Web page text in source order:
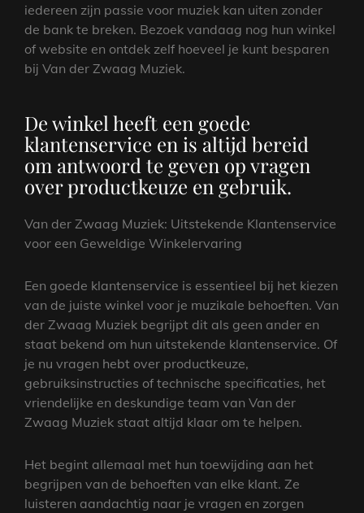
iedereen zijn passie voor muziek kan uiten zonder
de bank te breken. Bezoek vandaag nog hun winkel
of website en ontdek zelf hoeveel je kunt besparen
bij Van der Zwaag Muziek.
De winkel heeft een goede
klantenservice en is altijd bereid
om antwoord te geven op vragen
over productkeuze en gebruik.
Van der Zwaag Muziek: Uitstekende Klantenservice
voor een Geweldige Winkelervaring
Een goede klantenservice is essentieel bij het kiezen
van de juiste winkel voor je muzikale behoeften. Van
der Zwaag Muziek begrijpt dit als geen ander en
staat bekend om hun uitstekende klantenservice. Of
je nu vragen hebt over productkeuze,
gebruiksinstructies of technische specificaties, het
vriendelijke en deskundige team van Van der
Zwaag Muziek staat altijd klaar om te helpen.
Het begint allemaal met hun toewijding aan het
begrijpen van de behoeften van elke klant. Ze
luisteren aandachtig naar je vragen en zorgen